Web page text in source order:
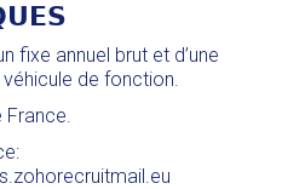
fixe annuel brut et d’une
véhicule de fonction.
France.